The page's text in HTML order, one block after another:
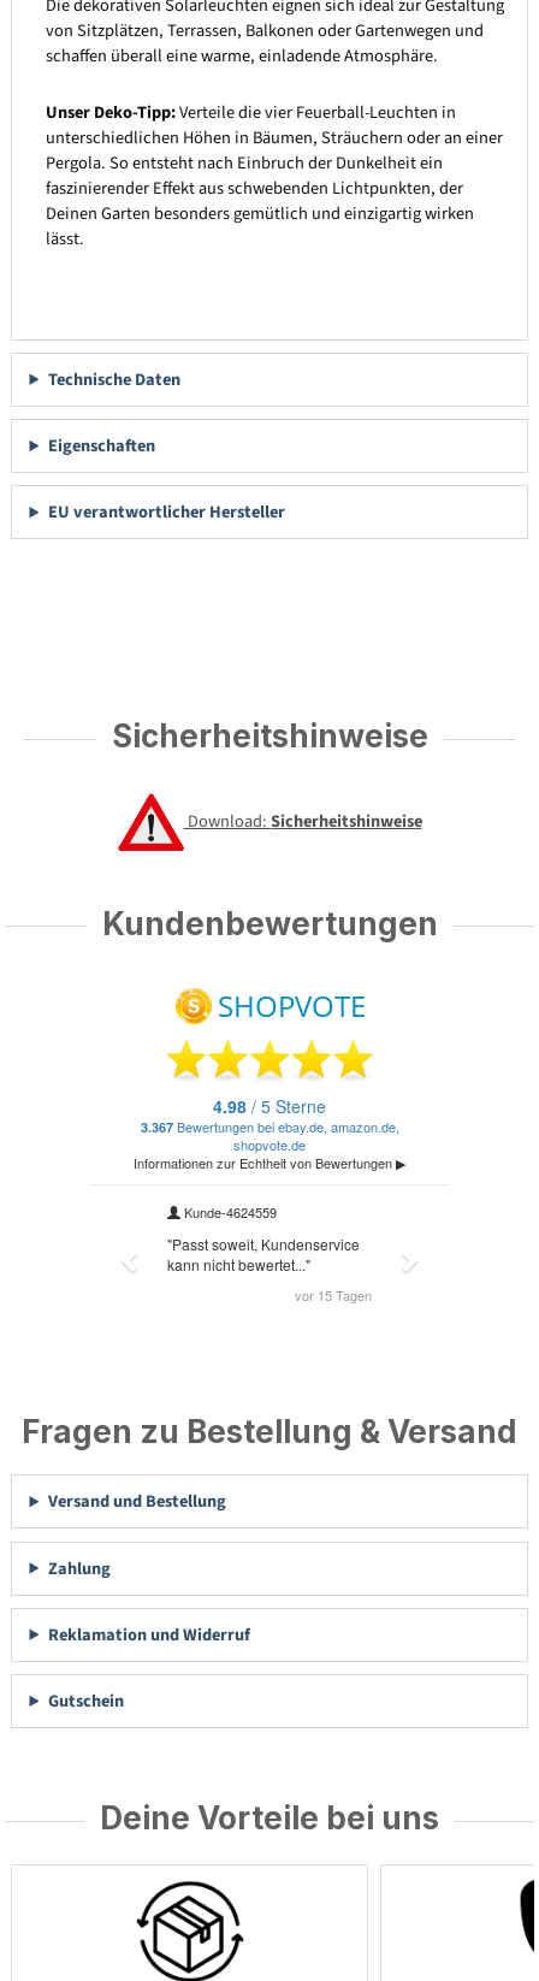
Die dekorativen Solarleuchten eignen sich ideal zur Gestaltung
von Sitzplätzen, Terrassen, Balkonen oder Gartenwegen und
schaffen überall eine warme, einladende Atmosphäre.
Unser Deko-Tipp:Verteile die vier Feuerball-Leuchten in
unterschiedlichen Höhen in Bäumen, Sträuchern oder an einer
Pergola. So entsteht nach Einbruch der Dunkelheit ein
faszinierender Effekt aus schwebenden Lichtpunkten, der
Deinen Garten besonders gemütlich und einzigartig wirken
lässt.
Technische Daten
Eigenschaften
EU verantwortlicher Hersteller
Sicherheitshinweise
Download:Sicherheitshinweise
Kundenbewertungen
Fragen zu Bestellung & Versand
Versand und Bestellung
Zahlung
Reklamation und Widerruf
Gutschein
Deine Vorteile bei uns